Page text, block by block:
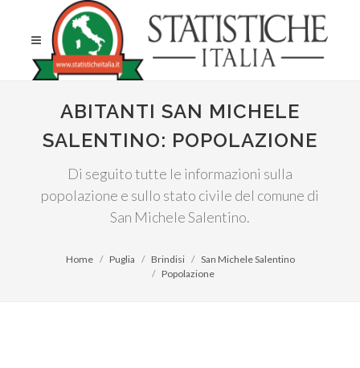
ABITANTI SAN MICHELE
SALENTINO: POPOLAZIONE
Di seguito tutte le informazioni sulla
popolazione e sullo stato civile del comune di
San Michele Salentino.
Home Puglia Brindisi
San Michele Salentino
Popolazione